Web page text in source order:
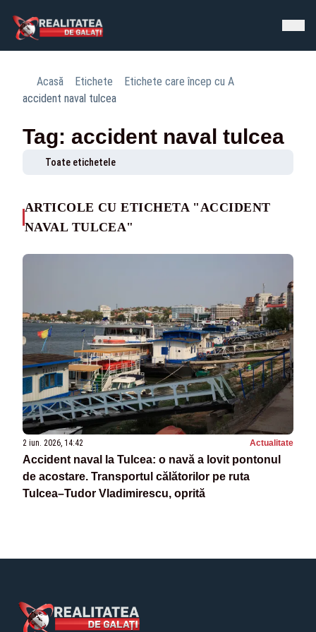
Acasă Etichete
Etichete care încep cu A
accident naval tulcea
Tag: accident naval tulcea
Toate etichetele
ARTICOLE CU ETICHETA "ACCIDENT
NAVAL TULCEA"
2 iun. 2026, 14:42 Actualitate
Accident naval la Tulcea: o navă a lovit pontonul
de acostare. Transportul călătorilor pe ruta
Tulcea–Tudor Vladimirescu, oprită